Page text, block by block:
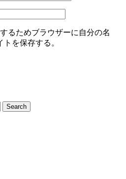
るためブラウザーに自分の名
を保存する。